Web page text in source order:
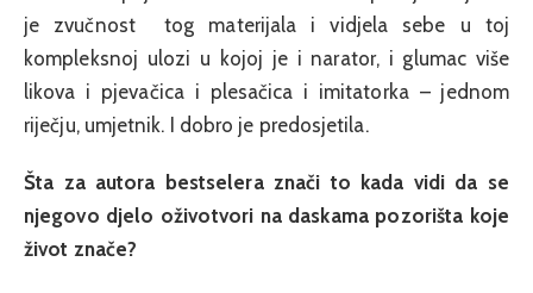
je zvučnost tog materijala i vidjela sebe u toj
kompleksnoj ulozi u kojoj je i narator, i glumac više
likova i pjevačica i plesačica i imitatorka – jednom
riječju, umjetnik. I dobro je predosjetila.
Šta za autora bestselera znači to kada vidi da se
njegovo djelo oživotvori na daskama pozorišta koje
život znače?